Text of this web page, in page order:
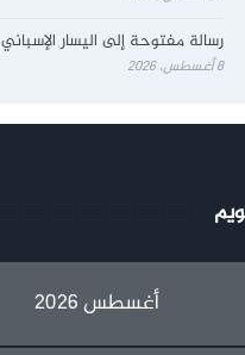
رسالة مفتوحة إلى اليسار الإسباني
8 أغسطس، 2026
أغسطس 2026